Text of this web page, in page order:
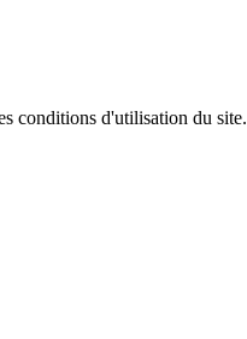
conditions d'utilisation du site.